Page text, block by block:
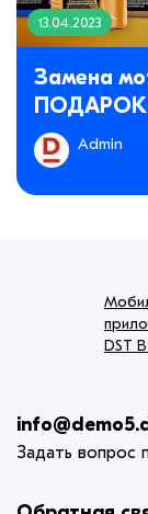
13.04.2023
Замена
Admin
DST
Задать вопрос